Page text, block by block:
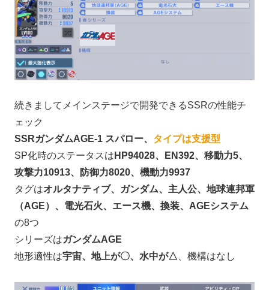
続きましてメインステージで開発できるSSRの性能チ
ェック
SSRガンダムAGE-1 スパロー、 タイプは支援型
SP化時のステータスは HP94028、EN392、移動力5、
攻撃力10913、防御力8020、機動力9937
タグはオルタナティブ、ガンダム、主人公、地球連邦軍
（AGE）、電光石火、エース機、換装、AGEシステム
の8つ
シリーズはガンダムAGE
地形適性は宇宙、地上が〇、水中が△ 、機構はなし